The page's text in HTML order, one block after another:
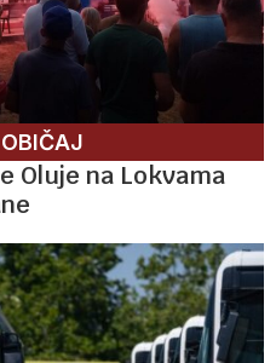
Oluje na Lokvama